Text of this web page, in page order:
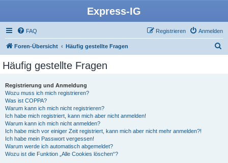
Express-IG
FAQ Anmelden
Registrieren
Foren-Übersicht Häufig gestellte Fragen
Häufig gestellte Fragen
Registrierung und Anmeldung
Wozu muss ich mich registrieren?
Was ist COPPA?
Warum kann ich mich nicht registrieren?
Ich habe mich registriert, kann mich aber nicht anmelden!
Warum kann ich mich nicht anmelden?
Ich habe mich vor einiger Zeit registriert, kann mich aber nicht mehr anmelden?!
Ich habe mein Passwort vergessen!
Warum werde ich automatisch abgemeldet?
Wozu ist die Funktion „Alle Cookies löschen“?